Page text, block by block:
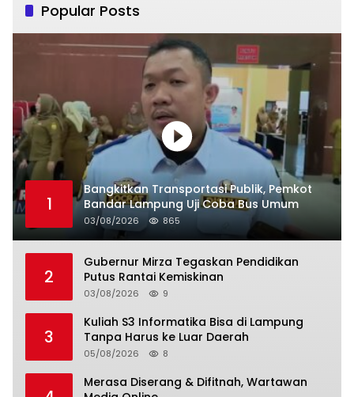
Popular Posts
1
Bangkitkan Transportasi Publik, Pemkot
Bandar Lampung Uji Coba Bus Umum
03/08/2026 865
2
Gubernur Mirza Tegaskan Pendidikan
Putus Rantai Kemiskinan
03/08/2026 9
3
Kuliah S3 Informatika Bisa di Lampung
Tanpa Harus ke Luar Daerah
05/08/2026 8
Merasa Diserang & Difitnah, Wartawan